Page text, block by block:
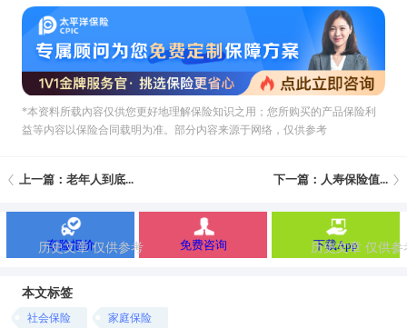
*本资料所载內容仅供您更好地理解保险知识之用；您所购买的产品保险利
益等内容以保险合同载明为准。部分内容来源于网络，仅供参考
上一篇：老年人到底... 下一篇：人寿保险值...
车险报价 免费咨询 下载App
本文标签
社会保险 家庭保险